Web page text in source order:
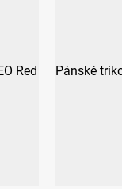
Red Pánské